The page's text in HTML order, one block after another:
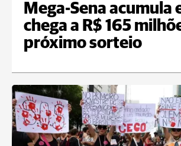
Mega-Sena acumula
chega a R$ 165
próximo sorteio